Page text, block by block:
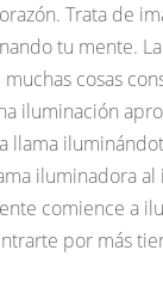
Trata de
tu mente.
cosas
iluminación
llama
iluminadora
comience a
por más